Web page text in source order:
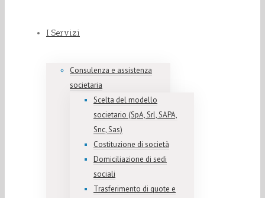
I Servizi
Consulenza e assistenza
societaria
Scelta del modello
societario (SpA, Srl, SAPA,
Snc, Sas)
Costituzione di società
Domiciliazione di sedi
sociali
Trasferimento di quote e